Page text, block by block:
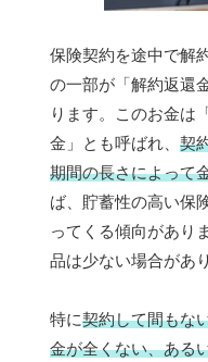
保険契約を途中で解
の一部が「解約返還
ります。このお金は
金」とも呼ばれ、 契
期間の長さによって
ば、貯蓄性の高い保
ってくる傾向があり
品は少ない場合があ
特に契約して間もな
金が全くない、ある